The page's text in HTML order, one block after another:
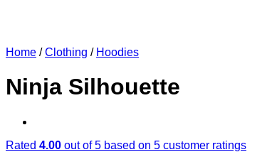
Home / Clothing / Hoodies
Ninja Silhouette
Rated 4.00 out of 5 based on 5 customer ratings